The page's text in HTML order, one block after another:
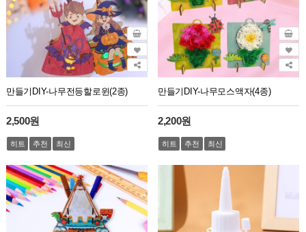
만들기DIY-나무전등할로윈(2종)
2,500원
히트 추천 최신
만들기DIY-나무모스액자(4종)
2,200원
히트 추천 최신